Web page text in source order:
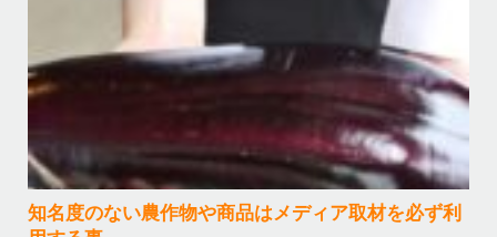
知名度のない農作物や商品はメディア取材を必ず利